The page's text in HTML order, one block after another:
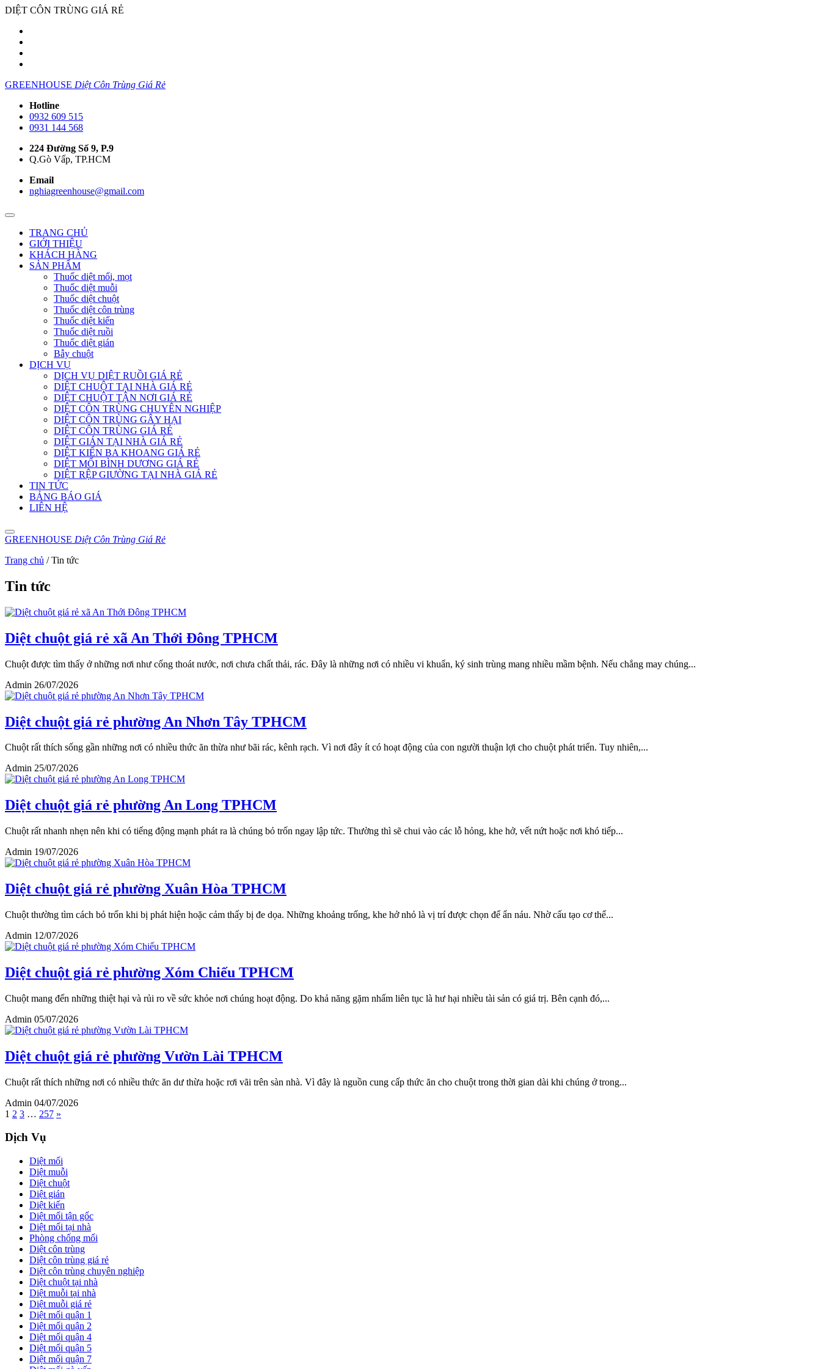
DIỆT CÔN TRÙNG GIÁ RẺ
GREENHOUSE Diệt Côn Trùng Giá Rẻ
Hotline
0932 609 515
0931 144 568
224 Đường Số 9, P.9
Q.Gò Vấp, TP.HCM
Email
nghiagreenhouse@gmail.com
TRANG CHỦ
GIỚI THIỆU
KHÁCH HÀNG
SẢN PHẨM
Thuốc diệt mối, mọt
Thuốc diệt muỗi
Thuốc diệt chuột
Thuốc diệt côn trùng
Thuốc diệt kiến
Thuốc diệt ruồi
Thuốc diệt gián
Bẫy chuột
DỊCH VỤ
DỊCH VỤ DIỆT RUỒI GIÁ RẺ
DIỆT CHUỘT TẠI NHÀ GIÁ RẺ
DIỆT CHUỘT TẬN NƠI GIÁ RẺ
DIỆT CÔN TRÙNG CHUYÊN NGHIỆP
DIỆT CÔN TRÙNG GÂY HẠI
DIỆT CÔN TRÙNG GIÁ RẺ
DIỆT GIÁN TẠI NHÀ GIÁ RẺ
DIỆT KIẾN BA KHOANG GIÁ RẺ
DIỆT MỐI BÌNH DƯƠNG GIÁ RẺ
DIỆT RỆP GIƯỜNG TẠI NHÀ GIÁ RẺ
TIN TỨC
BẢNG BÁO GIÁ
LIÊN HỆ
GREENHOUSE Diệt Côn Trùng Giá Rẻ
Trang chủ /Tin tức
Tin tức
Diệt chuột giá rẻ xã An Thới Đông TPHCM
Chuột được tìm thấy ở những nơi như cống thoát nước, nơi chưa chất thải, rác. Đây là những nơi có nhiều vi khuẩn, ký sinh trùng mang nhiều mầm bệnh. Nếu chẳng may chúng...
Admin 26/07/2026
Diệt chuột giá rẻ phường An Nhơn Tây TPHCM
Chuột rất thích sống gần những nơi có nhiều thức ăn thừa như bãi rác, kênh rạch. Vì nơi đây ít có hoạt động của con người thuận lợi cho chuột phát triển. Tuy nhiên,...
Admin 25/07/2026
Diệt chuột giá rẻ phường An Long TPHCM
Chuột rất nhanh nhẹn nên khi có tiếng động mạnh phát ra là chúng bỏ trốn ngay lập tức. Thường thì sẽ chui vào các lỗ hỏng, khe hở, vết nứt hoặc nơi khó tiếp...
Admin 19/07/2026
Diệt chuột giá rẻ phường Xuân Hòa TPHCM
Chuột thường tìm cách bỏ trốn khi bị phát hiện hoặc cảm thấy bị đe dọa. Những khoảng trống, khe hở nhỏ là vị trí được chọn để ẩn náu. Nhờ cấu tạo cơ thể...
Admin 12/07/2026
Diệt chuột giá rẻ phường Xóm Chiếu TPHCM
Chuột mang đến những thiệt hại và rủi ro về sức khỏe nơi chúng hoạt động. Do khả năng gặm nhấm liên tục là hư hại nhiều tài sản có giá trị. Bên cạnh đó,...
Admin 05/07/2026
Diệt chuột giá rẻ phường Vườn Lài TPHCM
Chuột rất thích những nơi có nhiều thức ăn dư thừa hoặc rơi vãi trên sàn nhà. Vì đây là nguồn cung cấp thức ăn cho chuột trong thời gian dài khi chúng ở trong...
Admin 04/07/2026
1 2 3 … 257 »
Dịch Vụ
Diệt mối
Diệt muỗi
Diệt chuột
Diệt gián
Diệt kiến
Diệt mối tận gốc
Diệt mối tại nhà
Phòng chống mối
Diệt côn trùng
Diệt côn trùng giá rẻ
Diệt côn trùng chuyên nghiệp
Diệt chuột tại nhà
Diệt muỗi tại nhà
Diệt muỗi giá rẻ
Diệt mối quận 1
Diệt mối quận 2
Diệt mối quận 4
Diệt mối quận 5
Diệt mối quận 7